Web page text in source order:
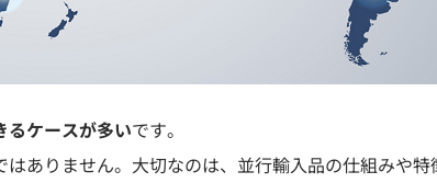
るケースが多いです。
ありません。大切なのは、並行輸入品の仕組みや特